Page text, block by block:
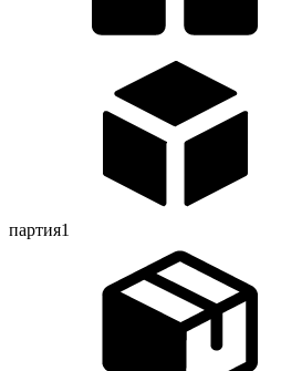
партия1